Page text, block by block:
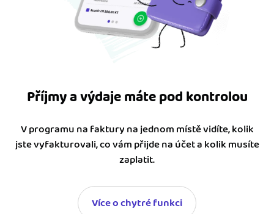
Příjmy a výdaje máte pod kontrolou
V programu na faktury na jednom místě vidíte, kolik
jste vyfakturovali, co vám přijde na účet a kolik musíte
zaplatit.
Více o chytré funkci